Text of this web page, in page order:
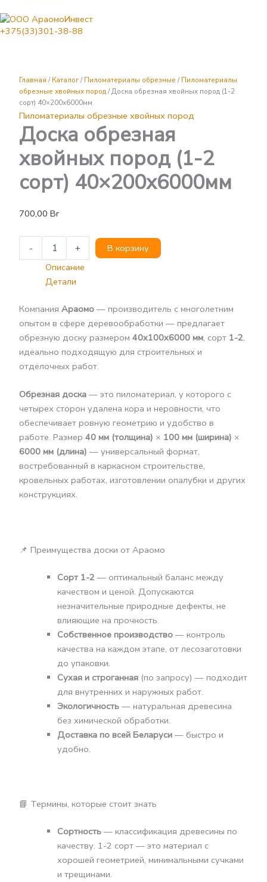
+375(33)301-38-88
Главная /Каталог/Пиломатериалы обрезные /Пиломатериалы
обрезные хвойных пород/ Доска обрезная хвойных пород (1-2
сорт) 40×200х6000мм
Пиломатериалы обрезные хвойных пород
Доска обрезная
хвойных пород (1-2
сорт) 40×200х6000мм
700,00Br
-
обрезная
хвойных
пород
(1-
2
сорт)
40x200х6000мм
+
В корзину
Описание
Детали
КомпанияАраомо — производитель с многолетним
опытом в сфере деревообработки — предлагает
обрезную доску размером40x100x6000 мм, сорт 1-2,
идеально подходящую для строительных и
отделочных работ.
Обрезная доска — это пиломатериал, у которого с
четырех сторон удалена кора и неровности, что
обеспечивает ровную геометрию и удобство в
работе. Размер40 мм (толщина) × 100 мм (ширина) ×
6000 мм (длина) — универсальный формат,
востребованный в каркасном строительстве,
кровельных работах, изготовлении опалубки и других
конструкциях.
📌 Преимущества доски от Араомо
Сорт 1-2 — оптимальный баланс между
качеством и ценой. Допускаются
незначительные природные дефекты, не
влияющие на прочность.
Собственное производство — контроль
качества на каждом этапе, от лесозаготовки
до упаковки.
Сухая и строганная (по запросу) — подходит
для внутренних и наружных работ.
Экологичность — натуральная древесина
без химической обработки.
Доставка по всей Беларуси — быстро и
удобно.
📘 Термины, которые стоит знать
Сортность — классификация древесины по
качеству. 1-2 сорт — это материал с
хорошей геометрией, минимальными сучками
и трещинами.